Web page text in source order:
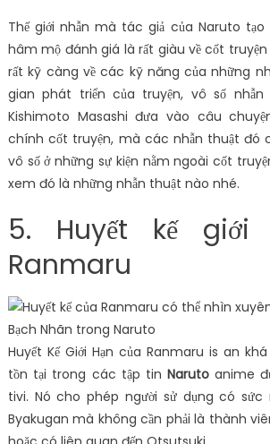
Thế giới nhẫn mà tác giả của Naruto tạo
hâm mộ đánh giá là rất giàu về cốt
rất kỹ càng về các kỹ năng của những
gian phát triển của truyện, vô số
Kishimoto Masashi đưa vào câu
chính cốt truyện, mà các nhẫn thuật đó
vô số ở những sự kiện nằm ngoài cốt
xem đó là những nhẫn thuật nào nhé.
5. Huyết kế giới
Ranmaru
Huyết Kế Giới Hạn của Ranmaru is an
tồn tại trong các tập tinNaruto anime
tivi. Nó cho phép người sử dụng có
Byakugan mà không cần phải là thành